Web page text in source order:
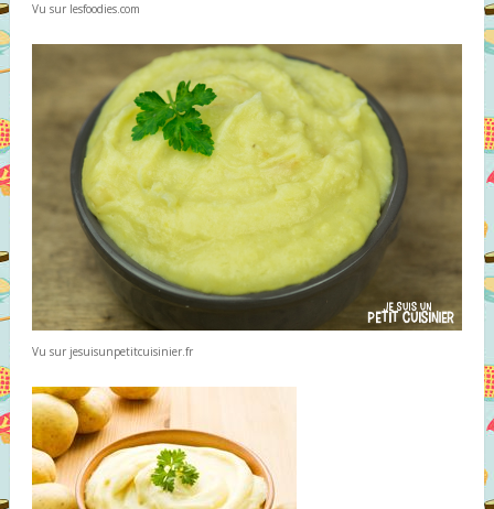
Vu sur lesfoodies.com
Vu sur jesuisunpetitcuisinier.fr